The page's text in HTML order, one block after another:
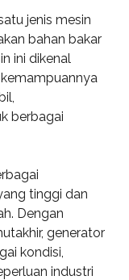
jenis mesin
bahan bakar
ini dikenal
berbagai
tinggi dan
Dengan
generator
kondisi,
industri